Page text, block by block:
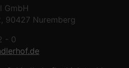
GmbH
90427 Nuremberg
- 0